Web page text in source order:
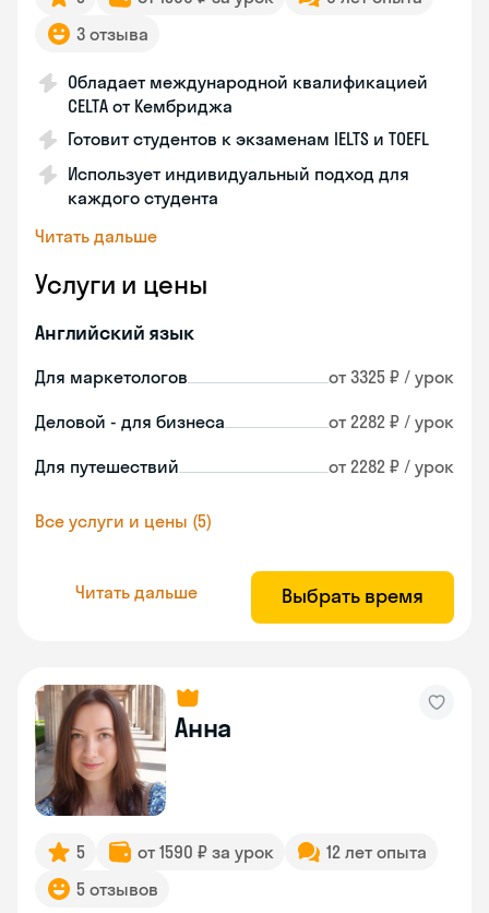
3 отзыва
Обладает международной квалификацией
CELTA от Кембриджа
Готовит студентов к экзаменам IELTS и TOEFL
Использует индивидуальный подход для
каждого студента
Читать дальше
Услуги и цены
Английский язык
Для маркетологов от 3325 ₽ / урок
Деловой - для бизнеса от 2282 ₽ / урок
Для путешествий от 2282 ₽ / урок
Все услуги и цены (5)
Читать дальше Выбрать время
Анна
5 от 1590 ₽ за урок
12 лет опыта
5 отзывов